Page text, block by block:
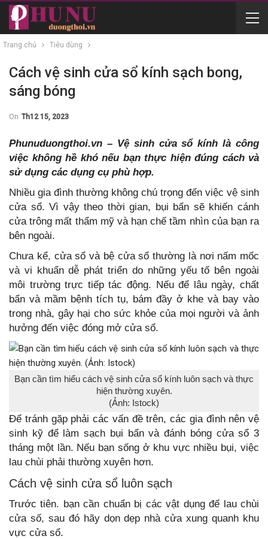
Trang chủ Tiêu dùng
Cách vệ sinh cửa sổ kính sạch bong,
sáng bóng
On Th12 15, 2023
Phunuduongthoi.vn – Vệ sinh cửa sổ kính là công
việc không hề khó nếu bạn thực hiện đúng cách và
sử dụng các dụng cụ phù hợp.
Nhiều gia đình thường không chú trọng đến việc vệ sinh
cửa sổ. Vì vậy theo thời gian, bụi bẩn sẽ khiến cánh
cửa trông mất thẩm mỹ và hạn chế tầm nhìn của bạn ra
bên ngoài.
Chưa kể, cửa sổ và bệ cửa sổ thường là nơi nấm mốc
và vi khuẩn dễ phát triển do những yếu tố bên ngoài
môi trường trực tiếp tác động. Nếu để lâu ngày, chất
bẩn và mầm bệnh tích tụ, bám đầy ở khe và bay vào
trong nhà, gây hại cho sức khỏe của mọi người và ảnh
hưởng đến việc đóng mở cửa sổ.
Bạn cần tìm hiểu cách vệ sinh cửa sổ kính luôn sạch và thực
hiện thường xuyên.
(Ảnh: Istock)
Để tránh gặp phải các vấn đề trên, các gia đình nên vệ
sinh kỹ để làm sạch bụi bẩn và đánh bóng cửa sổ 3
tháng một lần. Nếu bạn sống ở khu vực nhiều bụi, việc
lau chùi phải thường xuyên hơn.
Cách vệ sinh cửa sổ luôn sạch
Trước tiên. bạn cần chuẩn bị các vật dụng để lau chùi
cửa số, sau đó hãy dọn dẹp nhà cửa xung quanh khu
vực cửa sổ.